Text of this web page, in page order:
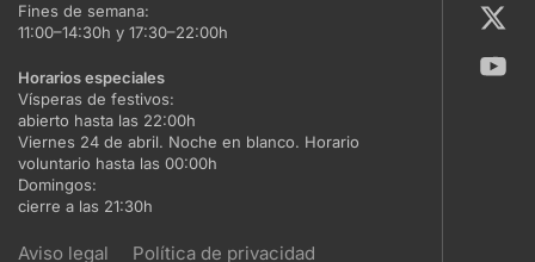
Fines de semana:
11:00–14:30h y 17:30–22:00h
Horarios especiales
Vísperas de festivos:
abierto hasta las 22:00h
Viernes 24 de abril. Noche en blanco. Horario
voluntario hasta las 00:00h
Domingos:
cierre a las 21:30h
Aviso legal
Política de privacidad